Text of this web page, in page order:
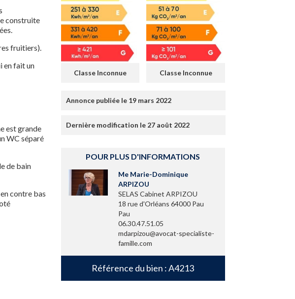
construite
fruitiers).
en fait un
est grande
WC séparé
de bain
contre bas
Classe Inconnue Classe Inconnue
Annonce publiée le 19 mars 2022
Dernière modification le 27 août 2022
POUR PLUS D'INFORMATIONS
Me Marie-Dominique
ARPIZOU
SELAS Cabinet ARPIZOU
18 rue d'Orléans 64000 Pau
Pau
06.30.47.51.05
mdarpizou@avocat-specialiste-
famille.com
Référence du bien : A4213